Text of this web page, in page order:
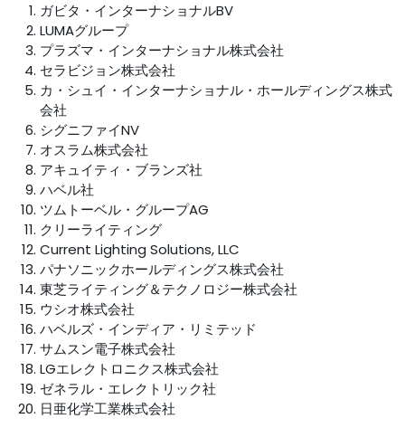
ガビタ・インターナショナルBV
LUMAグループ
プラズマ・インターナショナル株式会社
セラビジョン株式会社
カ・シュイ・インターナショナル・ホールディングス株式
会社
シグニファイNV
オスラム株式会社
アキュイティ・ブランズ社
ハベル社
ツムトーベル・グループAG
クリーライティング
Current Lighting Solutions, LLC
パナソニックホールディングス株式会社
東芝ライティング＆テクノロジー株式会社
ウシオ株式会社
ハベルズ・インディア・リミテッド
サムスン電子株式会社
LGエレクトロニクス株式会社
ゼネラル・エレクトリック社
日亜化学工業株式会社